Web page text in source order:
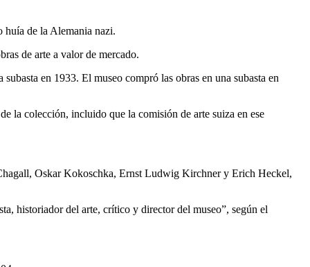
huía de la Alemania nazi.
de arte a valor de mercado.
en 1933. El museo compró las obras en una subasta en
la colección, incluido que la comisión de arte suiza en ese
Oskar Kokoschka, Ernst Ludwig Kirchner y Erich Heckel,
historiador del arte, crítico y director del museo”, según el